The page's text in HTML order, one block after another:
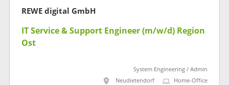
REWE digital GmbH
IT Service & Support Engineer (m/w/d) Region
Ost
System Engineering / Admin
Neudietendorf
Home-Office